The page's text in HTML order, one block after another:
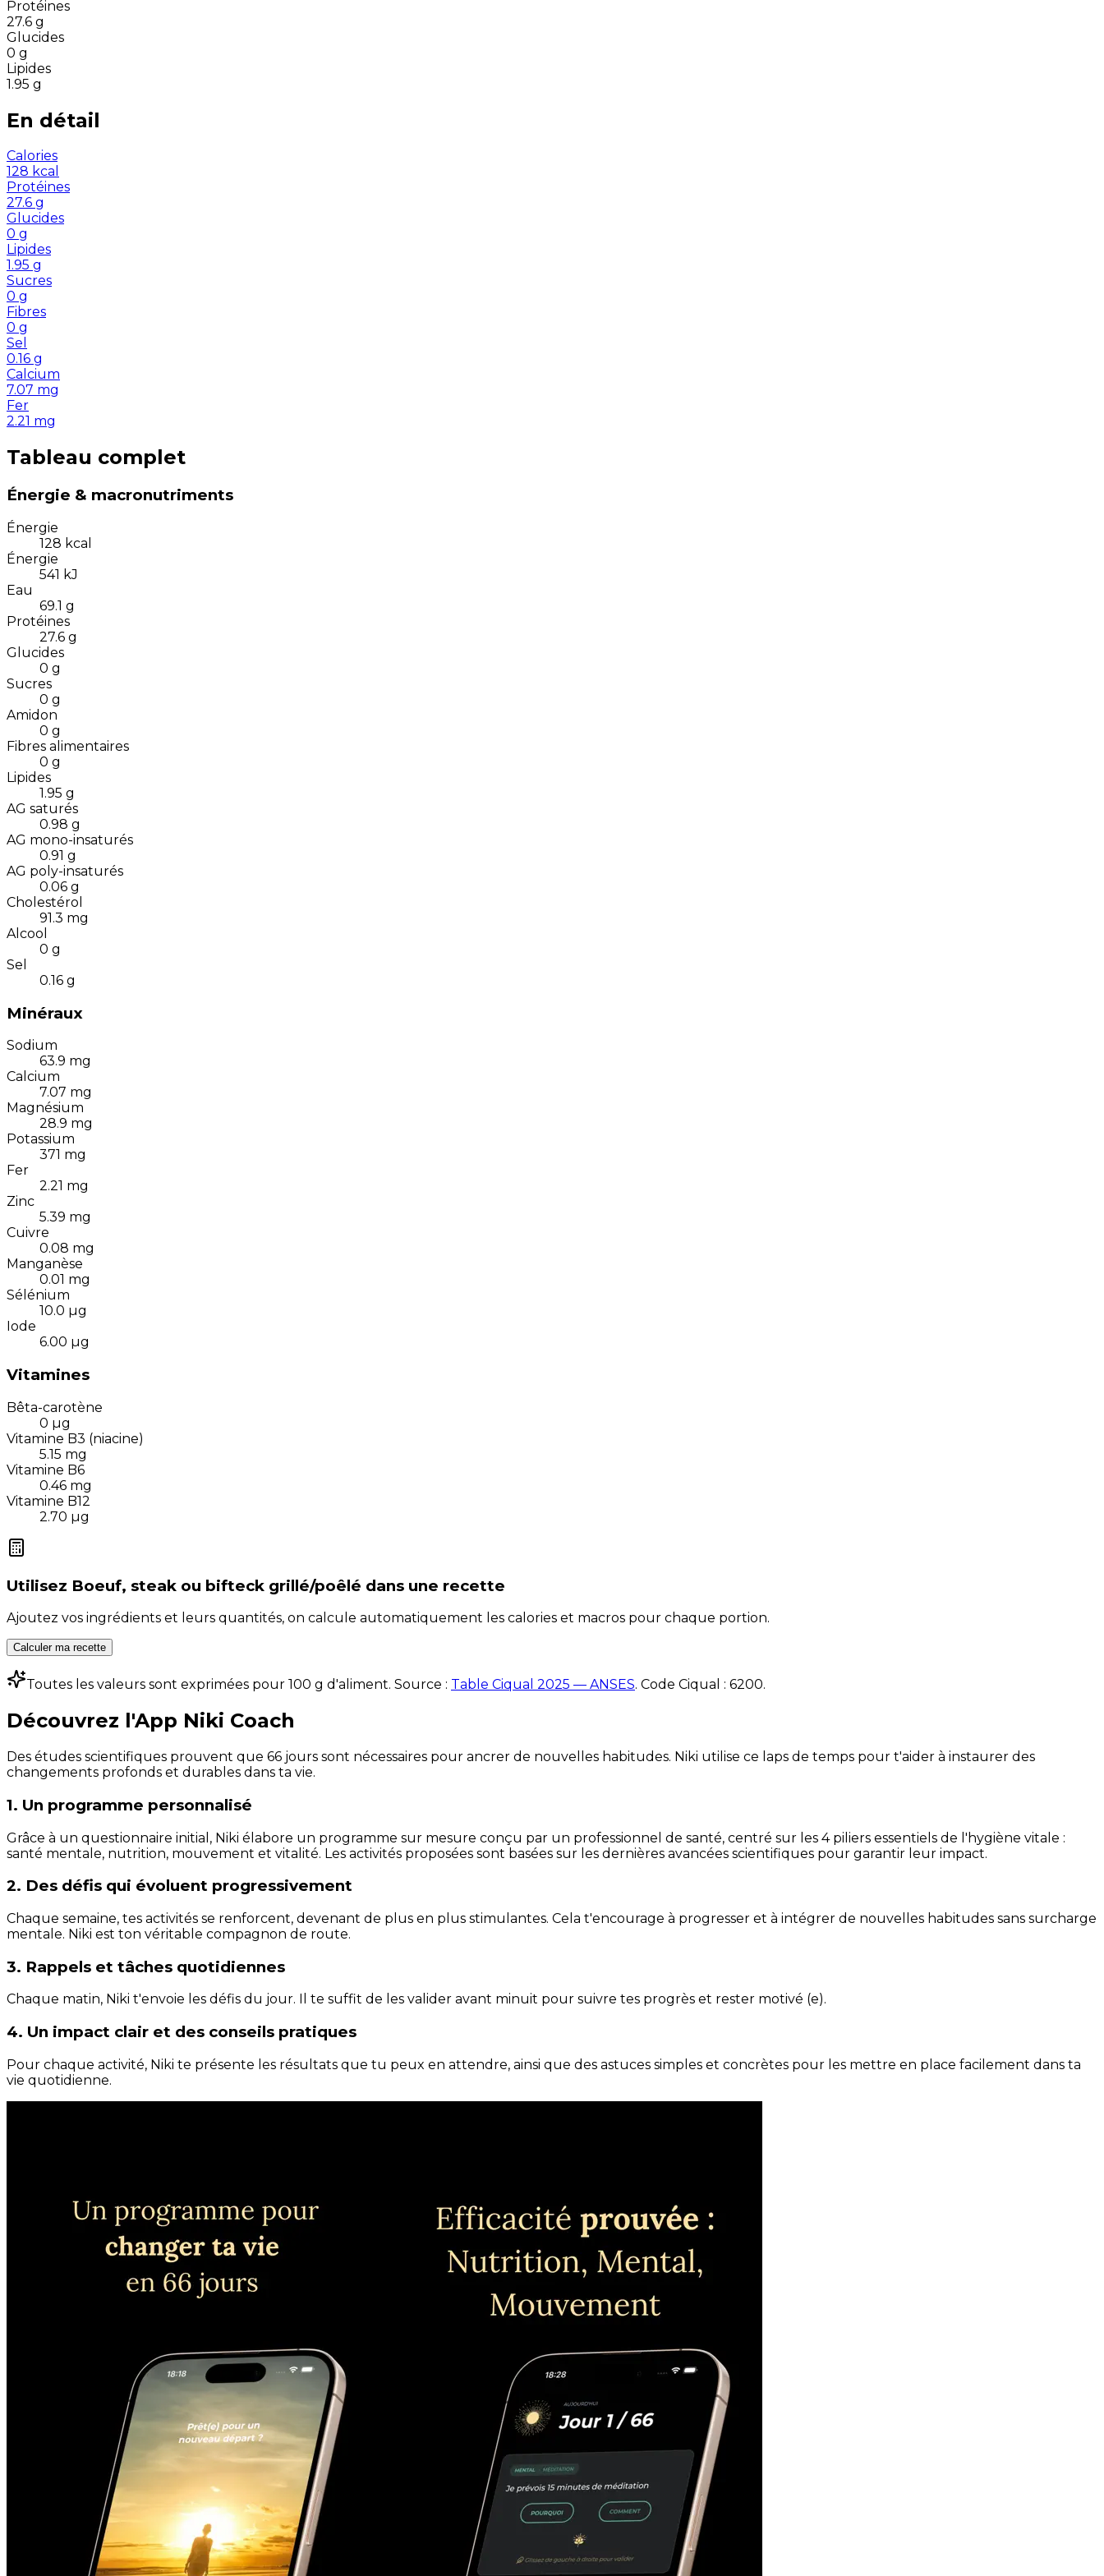
Protéines
27.6 g
Glucides
0 g
Lipides
1.95 g
En détail
Calories
128 kcal
Protéines
27.6 g
Glucides
0 g
Lipides
1.95 g
Sucres
0 g
Fibres
0 g
Sel
0.16 g
Calcium
7.07 mg
Fer
2.21 mg
Tableau complet
Énergie & macronutriments
Énergie
128 kcal
Énergie
541 kJ
Eau
69.1 g
Protéines
27.6 g
Glucides
0 g
Sucres
0 g
Amidon
0 g
Fibres alimentaires
0 g
Lipides
1.95 g
AG saturés
0.98 g
AG mono-insaturés
0.91 g
AG poly-insaturés
0.06 g
Cholestérol
91.3 mg
Alcool
0 g
Sel
0.16 g
Minéraux
Sodium
63.9 mg
Calcium
7.07 mg
Magnésium
28.9 mg
Potassium
371 mg
Fer
2.21 mg
Zinc
5.39 mg
Cuivre
0.08 mg
Manganèse
0.01 mg
Sélénium
10.0 µg
Iode
6.00 µg
Vitamines
Bêta-carotène
0 µg
Vitamine B3 (niacine)
5.15 mg
Vitamine B6
0.46 mg
Vitamine B12
2.70 µg
Utilisez Boeuf, steak ou bifteck grillé/poêlé dans une recette
Ajoutez vos ingrédients et leurs quantités, on calcule automatiquement les calories et macros pour chaque portion.
Calculer ma recette
Toutes les valeurs sont exprimées pour 100 g d'aliment. Source : Table Ciqual 2025 — ANSES. Code Ciqual : 6200.
Découvrez l'App Niki Coach
Des études scientifiques prouvent que 66 jours sont nécessaires pour ancrer de nouvelles habitudes. Niki utilise ce laps de temps pour t'aider à instaurer des
changements profonds et durables dans ta vie.
1. Un programme personnalisé
Grâce à un questionnaire initial, Niki élabore un programme sur mesure conçu par un professionnel de santé, centré sur les 4 piliers essentiels de l'hygiène vitale :
santé mentale, nutrition, mouvement et vitalité. Les activités proposées sont basées sur les dernières avancées scientifiques pour garantir leur impact.
2. Des défis qui évoluent progressivement
Chaque semaine, tes activités se renforcent, devenant de plus en plus stimulantes. Cela t'encourage à progresser et à intégrer de nouvelles habitudes sans surcharge
mentale. Niki est ton véritable compagnon de route.
3. Rappels et tâches quotidiennes
Chaque matin, Niki t'envoie les défis du jour. Il te suffit de les valider avant minuit pour suivre tes progrès et rester motivé (e).
4. Un impact clair et des conseils pratiques
Pour chaque activité, Niki te présente les résultats que tu peux en attendre, ainsi que des astuces simples et concrètes pour les mettre en place facilement dans ta
vie quotidienne.